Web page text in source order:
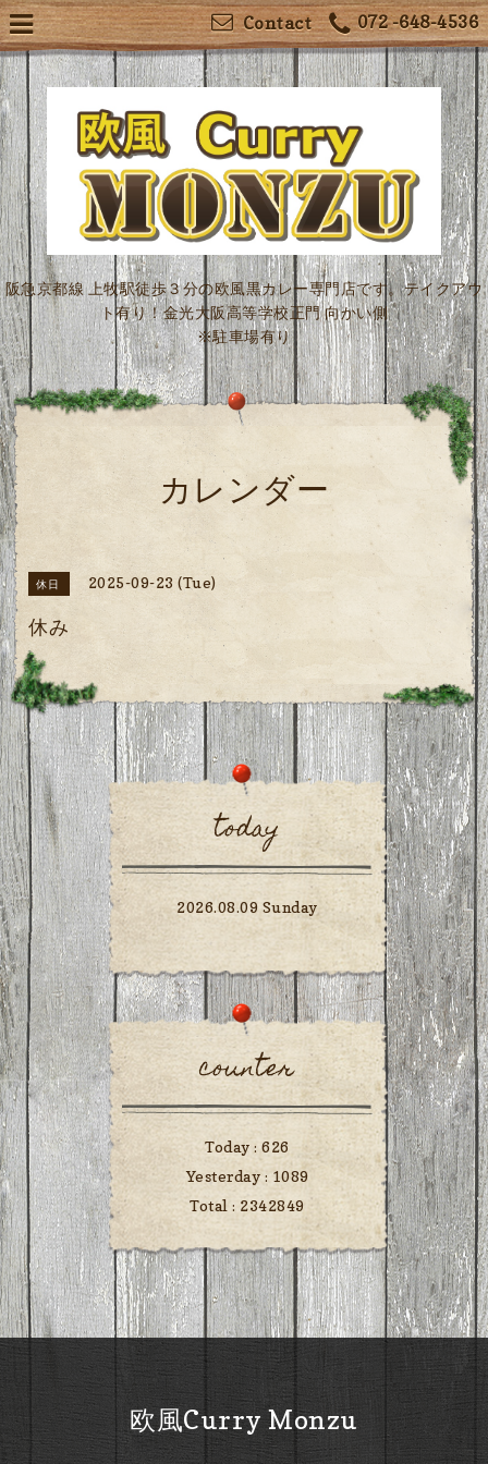
072 -648-4536
Contact
阪急京都線 上牧駅徒歩３分の欧風黒カレー専門店です。テイクアウ
ト有り！金光大阪高等学校正門 向かい側
※駐車場有り
カレンダー
休日 2025-09-23 (Tue)
休み
today
2026.08.09 Sunday
counter
Today :626
Yesterday : 1089
Total : 2342849
欧風Curry Monzu